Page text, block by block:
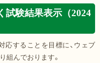
試験結果表示（2024
応することを目標に、ウェブ
組んでおります。